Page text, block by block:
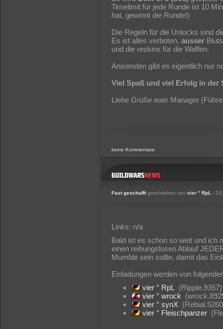
Timelimit für jede Runde ist 10
hat, gewinnt die Runde!)
Die Regeln für die Unlocks sind
Es ist alles verboten, ausser
und die reskins für die Waffen.
Ansonsten gibt es eigentlich nur
Viel Spaß und viel Erfolg in der
Liebe Grüße euer Manager
keine Kommentare
Fast geschafftgeschrieben von vier ° RpL -
Links: n/a
Bald ist es schon so weit und ich
einen reibungslosen Ablauf
Mumble sein sollte, damit das
Einladungen werden von
vier ° RpL
(Ripple.9357)
vier ° wrock
vier ° synX
vier ° Fleischpanzer